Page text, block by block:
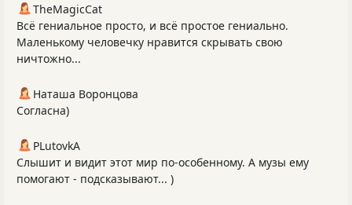
TheMagicCat
Всё гениальное просто, и всё простое гениально.
Маленькому человечку нравится скрывать свою
ничтожно...
Наташа Воронцова
Согласна)
PLutоvkА
Слышит и видит этот мир по-особенному. А музы ему
помогают - подсказывают... )